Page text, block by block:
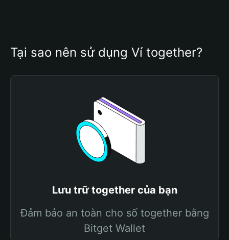
Tại sao nên sử dụng Ví together?
Lưu trữ together của bạn
Đảm bảo an toàn cho số together bằng
Bitget Wallet